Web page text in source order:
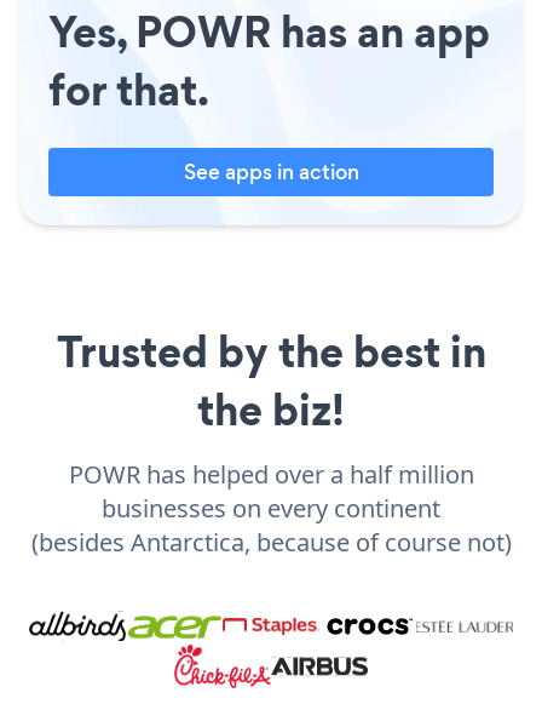
Yes, POWR has an app
for that.
See apps in action
Trusted by the best in
the biz!
POWR has helped over a half million
businesses on every continent
(besides Antarctica, because of course not)